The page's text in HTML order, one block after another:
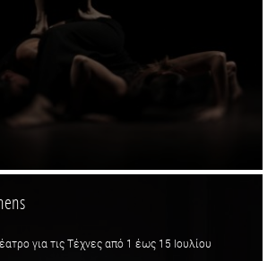
για τις Τέχνες από 1 έως 15 Ιουλίου